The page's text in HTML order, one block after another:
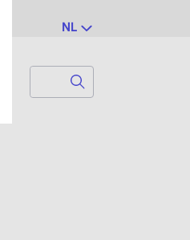
NL
Zoek naar...